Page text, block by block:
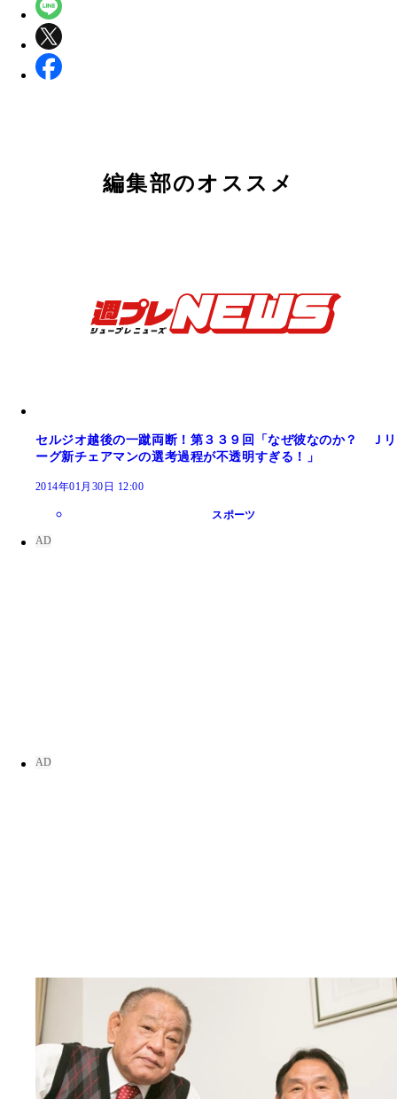
編集部のオススメ
セルジオ越後の一蹴両断！第３３９回「なぜ彼なのか？ Ｊリ
ーグ新チェアマンの選考過程が不透明すぎる！」
2014年01月30日 12:00
スポーツ